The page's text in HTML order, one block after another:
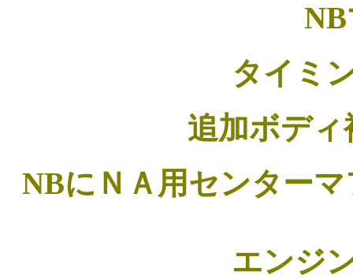
NBマフ
タイミン
追加ボデ
NBにＮＡ用センター
エンジン